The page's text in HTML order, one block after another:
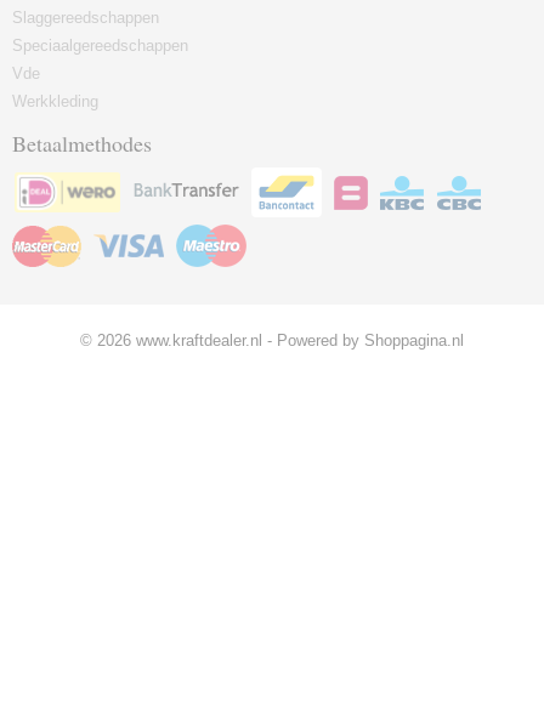
Slaggereedschappen
Speciaalgereedschappen
Vde
Werkkleding
Betaalmethodes
© 2026 www.kraftdealer.nl - Powered by Shoppagina.nl